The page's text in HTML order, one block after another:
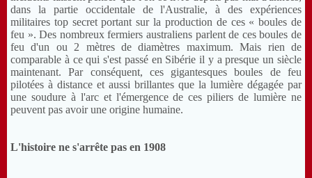
dans la partie occidentale de l'Australie, à des expériences
militaires top secret portant sur la production de ces « boules de
feu ». Des nombreux fermiers australiens parlent de ces boules de
feu d'un ou 2 mètres de diamètres maximum. Mais rien de
comparable à ce qui s'est passé en Sibérie il y a presque un siècle
maintenant. Par conséquent, ces gigantesques boules de feu
pilotées à distance et aussi brillantes que la lumière dégagée par
une soudure à l'arc et l'émergence de ces piliers de lumière ne
peuvent pas avoir une origine humaine.
L'histoire ne s'arrête pas en 1908